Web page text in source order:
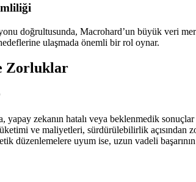
doğrultusunda, Macrohard’un büyük veri
ulaşmada önemli bir rol oynar.
Zorluklar
yapay zekanın hatalı veya beklenmedik
ve maliyetleri, sürdürülebilirlik açısından
düzenlemelere uyum ise, uzun vadeli başarının